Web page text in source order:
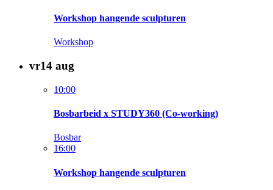
Workshop hangende sculpturen
Workshop
vr14 aug
10:00
Bosbarbeid x STUDY360 (Co-working)
Bosbar
16:00
Workshop hangende sculpturen